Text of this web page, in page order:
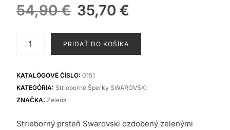
54,90€ Pôvodná
cena
bola:
54,90 €.
35,70 €
je:
35,70 €.
PRIDAŤ DO KOŠÍKA
KATALÓGOVÉ ČÍSLO: 0151
KATEGÓRIA: Strieborné Šperky SWAROVSKI
ZNAČKA: Zelená
Strieborný prsteň Swarovski ozdobený zelenými